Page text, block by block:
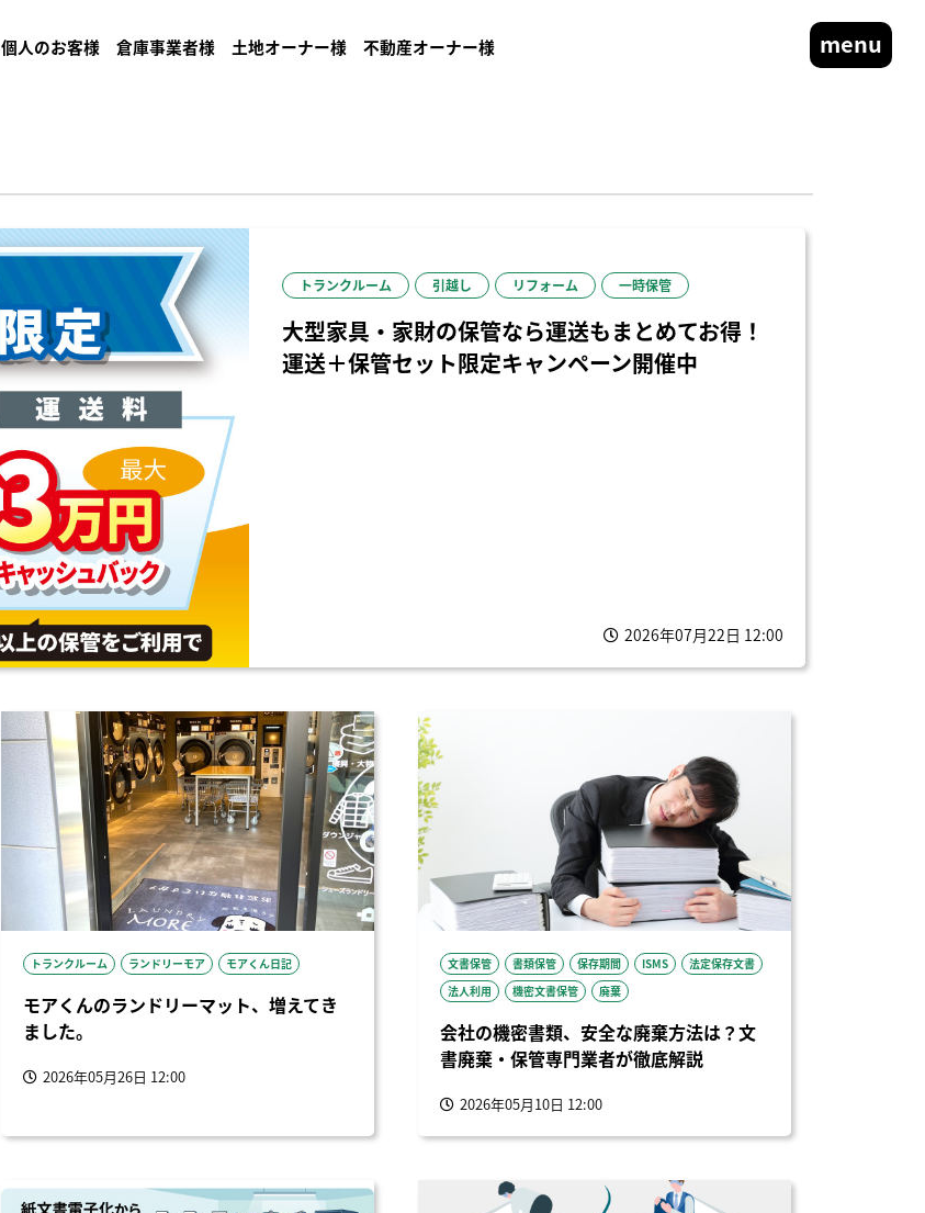
個人のお客様 倉庫事業者様 土地オーナー様 不動産オーナー様 menu
トランクルーム 引越し リフォーム 一時保管
大型家具・家財の保管なら運送もまとめてお得！
運送＋保管セット限定キャンペーン開催中
2026年07月22日 12:00
トランクルーム ランドリーモア モアくん日記
モアくんのランドリーマット、増えてき
ました。
2026年05月26日 12:00
文書保管 書類保管 保存期間 ISMS
法定保存文書
法人利用
機密文書保管 廃棄
会社の機密書類、安全な廃棄方法は？文
書廃棄・保管専門業者が徹底解説
2026年05月10日 12:00